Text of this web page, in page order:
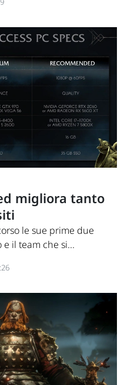
migliora tanto
le sue prime due
il team che si...